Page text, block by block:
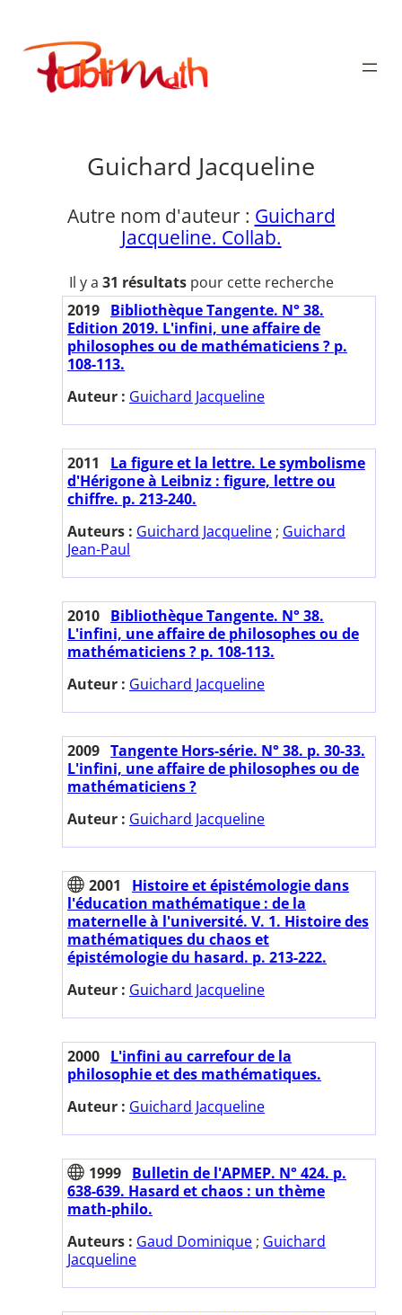
contenu
Publimath
Guichard Jacqueline
Autre nom d'auteur : Guichard
Jacqueline. Collab.
Il y a 31 résultatspour cette recherche
2019 Bibliothèque Tangente. N° 38.
Edition 2019. L'infini, une affaire de
philosophes ou de mathématiciens ? p.
108-113.
Auteur : Guichard Jacqueline
2011
La figure et la lettre. Le symbolisme
d'Hérigone à Leibniz : figure, lettre ou
chiffre. p. 213-240.
Auteurs : Guichard Jacqueline ; Guichard
Jean-Paul
2010 Bibliothèque Tangente. N° 38.
L'infini, une affaire de philosophes ou de
mathématiciens ? p. 108-113.
Auteur : Guichard Jacqueline
2009 Tangente Hors-série. N° 38. p. 30-33.
L'infini, une affaire de philosophes ou de
mathématiciens ?
Auteur : Guichard Jacqueline
2001
Histoire et épistémologie dans
l'éducation mathématique : de la
maternelle à l'université. V. 1. Histoire des
mathématiques du chaos et
épistémologie du hasard. p. 213-222.
Auteur : Guichard Jacqueline
2000 L'infini au carrefour de la
philosophie et des mathématiques.
Auteur : Guichard Jacqueline
1999 Bulletin de l'APMEP. N° 424. p.
638-639. Hasard et chaos : un thème
math-philo.
Auteurs : Gaud Dominique ; Guichard
Jacqueline